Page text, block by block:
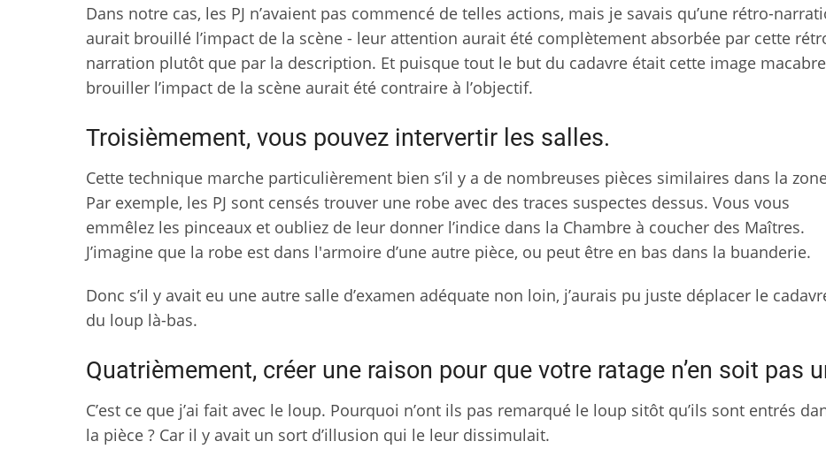
Dans notre cas, les PJ n’avaient pas commencé de telles actions, mais je savais qu’une rétro-
aurait brouillé l’impact de la scène - leur attention aurait été complètement absorbée par cette
narration plutôt que par la description. Et puisque tout le but du cadavre était cette image
brouiller l’impact de la scène aurait été contraire à l’objectif.
Troisièmement, vous pouvez intervertir les salles.
Cette technique marche particulièrement bien s’il y a de nombreuses pièces similaires dans la
Par exemple, les PJ sont censés trouver une robe avec des traces suspectes dessus. Vous vous
emmêlez les pinceaux et oubliez de leur donner l’indice dans la Chambre à coucher des Maîtres.
J’imagine que la robe est dans l'armoire d’une autre pièce, ou peut être en bas dans la buanderie.
Donc s’il y avait eu une autre salle d’examen adéquate non loin, j’aurais pu juste déplacer le
du loup là-bas.
Quatrièmement, créer une raison pour que votre ratage n’en soit pas
C’est ce que j’ai fait avec le loup. Pourquoi n’ont ils pas remarqué le loup sitôt qu’ils sont entrés
la pièce ? Car il y avait un sort d’illusion qui le leur dissimulait.